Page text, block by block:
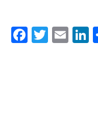
Facebook
Twitter Email